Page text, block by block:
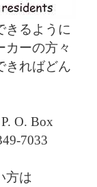
きるように
カーの方々
きればどん
O. Box
7033
方は